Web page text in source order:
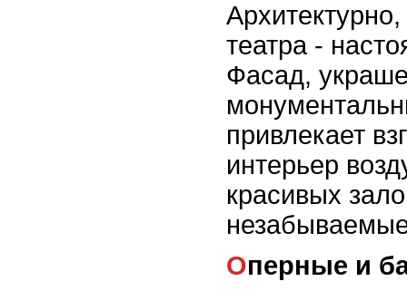
театра -
Фасад,
привлекает
интерьер
красивых
Оперные и